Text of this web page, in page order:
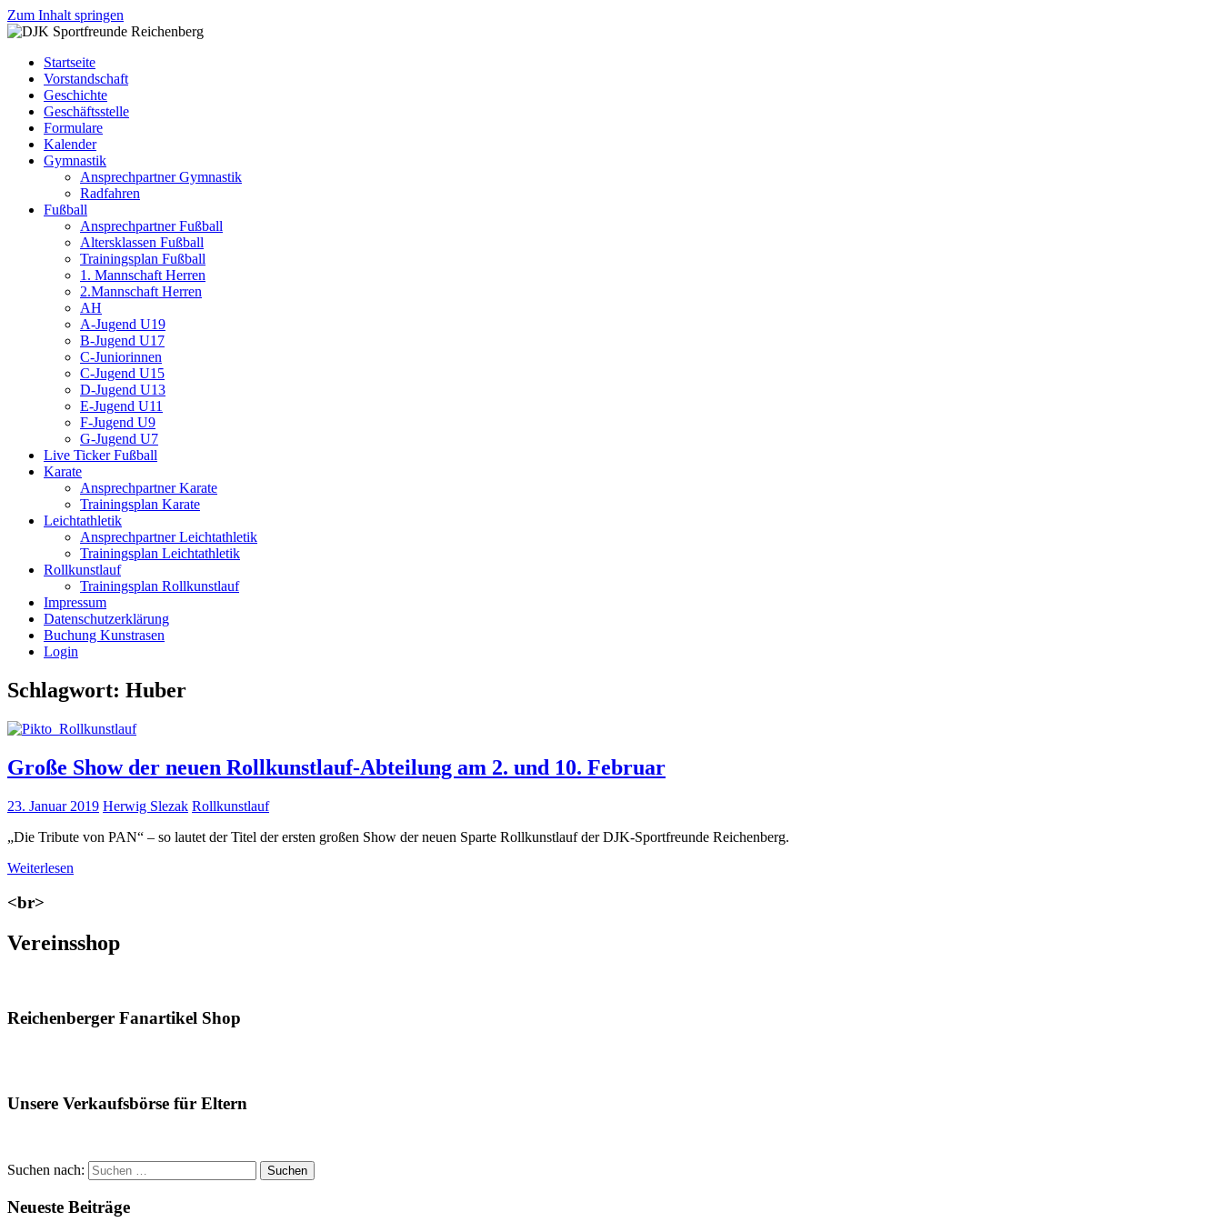
Zum Inhalt springen
Sportfreunde
Reichenberg
Gymnastik
Karate
Leichtathletik
Radfahren
Rollkunstlauf
Startseite
Vorstandschaft
Geschichte
Geschäftsstelle
Formulare
Kalender
Gymnastik
Ansprechpartner Gymnastik
Radfahren
Fußball
Ansprechpartner Fußball
Altersklassen Fußball
Trainingsplan Fußball
1. Mannschaft Herren
2.Mannschaft Herren
AH
A-Jugend U19
B-Jugend U17
C-Juniorinnen
C-Jugend U15
D-Jugend U13
E-Jugend U11
F-Jugend U9
G-Jugend U7
Live Ticker Fußball
Karate
Ansprechpartner Karate
Trainingsplan Karate
Leichtathletik
Ansprechpartner Leichtathletik
Trainingsplan Leichtathletik
Rollkunstlauf
Trainingsplan Rollkunstlauf
Impressum
Datenschutzerklärung
Buchung Kunstrasen
Login
Schlagwort: Huber
Große Show der neuen Rollkunstlauf-Abteilung am 2. und 10. Februar
23. Januar 2019 Herwig Slezak Rollkunstlauf
„Die Tribute von PAN“ – so lautet der Titel der ersten großen Show der neuen Sparte Rollkunstlauf der DJK-Sportfreunde Reichenberg.
Weiterlesen
<br>
Vereinsshop
Reichenberger Fanartikel Shop
Unsere Verkaufsbörse für Eltern
Suchen nach: Suchen
Neueste Beiträge